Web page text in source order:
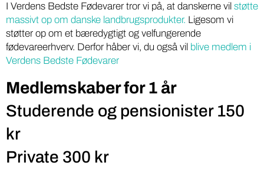
I Verdens Bedste Fødevarer tror vi på, at danskerne vil støtte
massivt op om danske landbrugsprodukter. Ligesom vi
støtter op om et bæredygtigt og velfungerende
fødevareerhverv. Derfor håber vi, du også vil blive medlem i
Verdens Bedste Fødevarer
Medlemskaber for 1 år
Studerende og pensionister 150
kr
Private 300 kr